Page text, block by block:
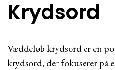
Krydsord
Væddeløb krydsord er en
krydsord, der fokuserer på